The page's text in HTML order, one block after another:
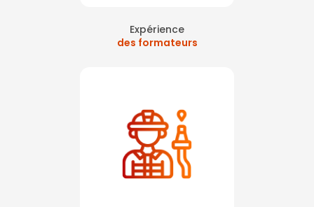
Expérience
des formateurs